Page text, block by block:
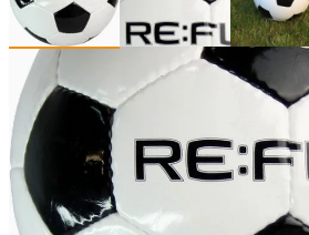
1 122₴
Є в наявності
КУПИТИ